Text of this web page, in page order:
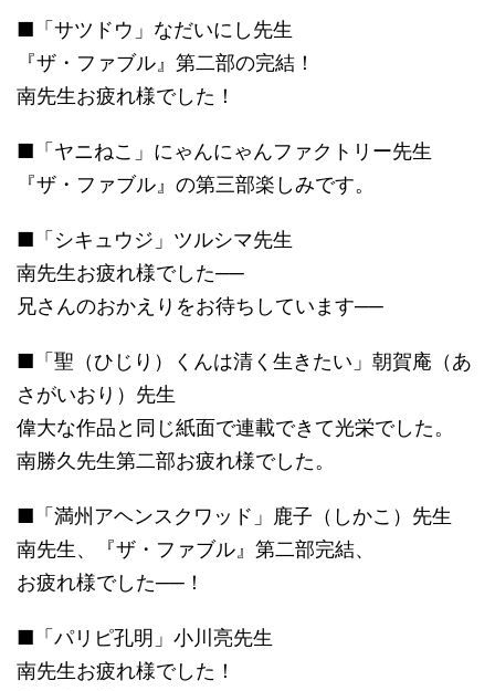
■「サツドウ」なだいにし先生
『ザ・ファブル』第二部の完結！
南先生お疲れ様でした！
■「ヤニねこ」にゃんにゃんファクトリー先生
『ザ・ファブル』の第三部楽しみです。
■「シキュウジ」ツルシマ先生
南先生お疲れ様でした──
兄さんのおかえりをお待ちしています──
■「聖（ひじり）くんは清く生きたい」朝賀庵（あ
さがいおり）先生
偉大な作品と同じ紙面で連載できて光栄でした。
南勝久先生第二部お疲れ様でした。
■「満州アヘンスクワッド」鹿子（しかこ）先生
南先生、『ザ・ファブル』第二部完結、
お疲れ様でした──！
■「パリピ孔明」小川亮先生
南先生お疲れ様でした！